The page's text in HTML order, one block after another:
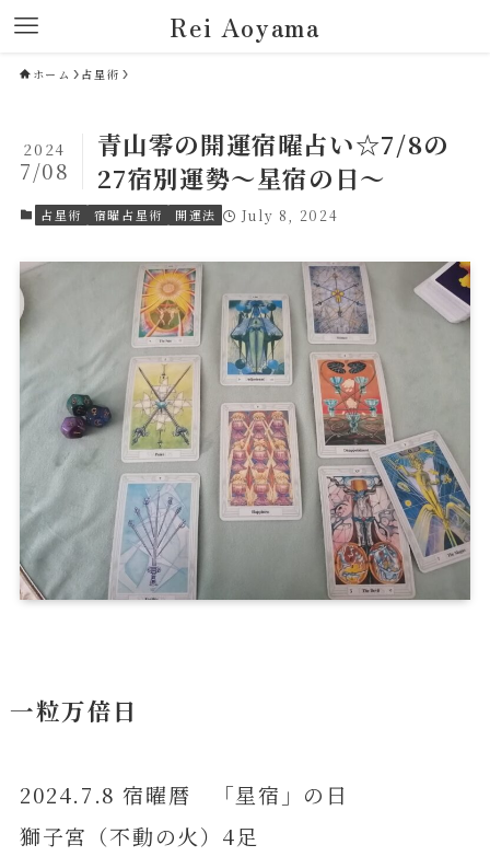
Rei Aoyama
ホーム 占星術
青山零の開運宿曜占い☆7/8の
27宿別運勢～星宿の日～
2024
7/08
占星術 宿曜占星術 開運法 July 8, 2024
一粒万倍日
2024.7.8 宿曜暦 「星宿」の日
獅子宮（不動の火）4足